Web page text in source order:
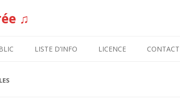
♫
LISTE D’INFO LICENCE CONTACT